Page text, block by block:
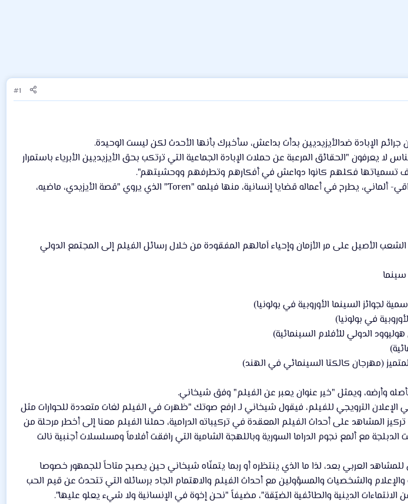
#1
الإبادة ضدالأيزيديين بدأت بداعش، سأخبرك بأنها الأحدث لكن ليست الوحيدة.
لا يعرفون "الحقائق المرعبة عن حملات الإبادة الجماعية التي ترتكب بحق الأيزيديين الأبرياء باستمرار
تسمياتها فكلهم كانوا دواعش في أفكارهم وتطرفهم ووحشيتهم".
وشيخاني الذي يعرّف نفسه بأنه "إنسان قبل أن يكون فنانا"، عراقي- ألماني، يطرح في أعماله قضايا إنسانية، منها فيلمه "Toren" الذي يروي "قصة الأيزيدي، ماضيه،
الأصيل على مر الأزمان وإحياء اَمالهم المفقودة من خلال رسائل الفيلم إلى المجتمع الدولي
وأرضه، ويمثل "خير عنوان يعبر عن الفيلم" وفق شيخاني.
الترويجي للفيلم، فيقول شيخاني لـ ارفع صوتك "ظهرت في الفيلم لغات متعددة للحوارات مثل
تركيز المشاهد على أحداث الفيلم المعقدة في تركيباته الدرامية، حملنا الفيلم معنا إلى أخطر مرحلة من
مع ألمع نجوم الدراما السورية وباللهجة الشامية التي رافقت أفلاماً ومسلسلات أجنبية نالت
العربي بعد، لذا ما الذي ينتظره أو ربما يتمنّاه شيخاني حين يصبح متاحاً للجمهور خصوصا
والشخصيات والمسؤولين مع أحداث الفيلم والاهتمام الجاد برسائله التي تتحدث عن قيم الحب
الدينية والطائفية الضيّقة"، مضيفاً "نحن إخوة في الإنسانية ولا شيء يعلو عليها".